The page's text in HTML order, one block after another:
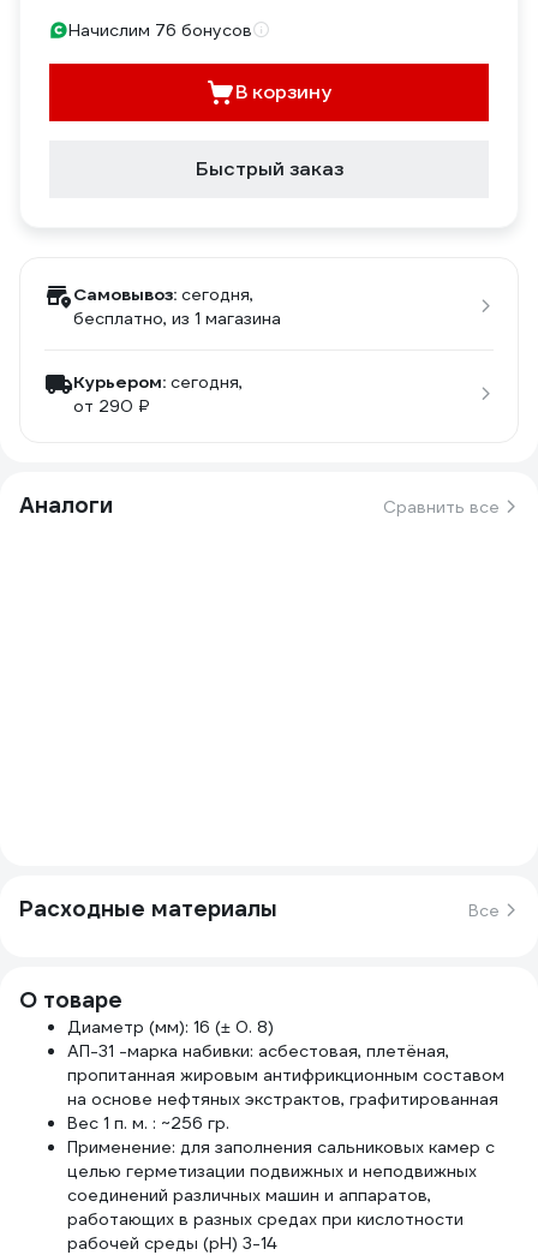
Начислим 76 бонусов
В корзину
Быстрый заказ
Самовывоз: сегодня,
бесплатно, из 1 магазина
Курьером: сегодня,
от 290 ₽
Аналоги Сравнить все
Расходные материалы Все
О товаре
Диаметр (мм): 16 (± 0. 8)
АП-31 -марка набивки: асбестовая, плетёная,
пропитанная жировым антифрикционным составом
на основе нефтяных экстрактов, графитированная
Вес 1 п. м. : ~256 гр.
Применение: для заполнения сальниковых камер с
целью герметизации подвижных и неподвижных
соединений различных машин и аппаратов,
работающих в разных средах при кислотности
рабочей среды (pH) 3-14